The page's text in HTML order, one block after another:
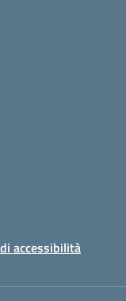
accessibilità